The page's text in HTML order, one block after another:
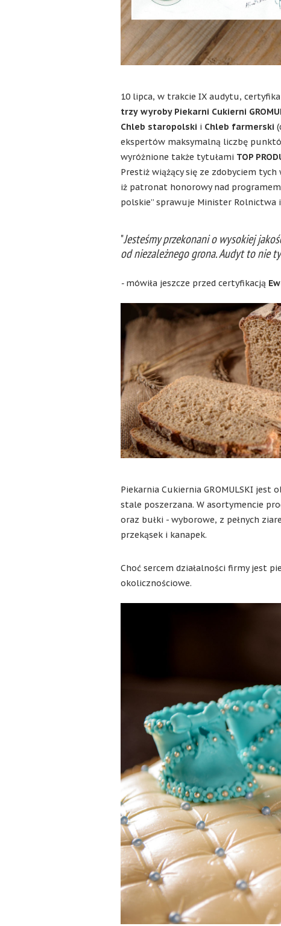
10 lipca, w trakcie IX audytu,
trzy wyroby Piekarni Cukierni
Chleb staropolski i Chleb farmerski
ekspertów maksymalną liczbę
wyróżnione także tytułami TOP
Prestiż wiążący się ze zdobyciem
iż patronat honorowy nad
polskie” sprawuje Minister Rolnictwa
"Jesteśmy przekonani o wysokiej
od niezależnego grona. Audyt to nie
- mówiła jeszcze przed certyfikacją
Piekarnia Cukiernia GROMULSKI
stale poszerzana. W asortymencie
oraz bułki - wyborowe, z pełnych
przekąsek i kanapek.
Choć sercem działalności firmy jest
okolicznościowe.